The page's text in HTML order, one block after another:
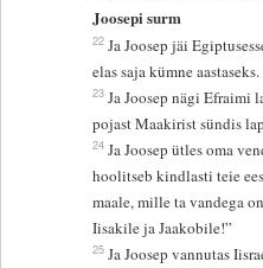
Joosepi surm
22 Ja Joosep jäi
elas saja kümne aastaseks.
23 Ja Joosep nägi Efraimi
pojast Maakirist sündis
24 Ja Joosep ütles oma
hoolitseb kindlasti teie
maale, mille ta vandega
Iisakile ja Jaakobile!”
25 Ja Joosep vannutas